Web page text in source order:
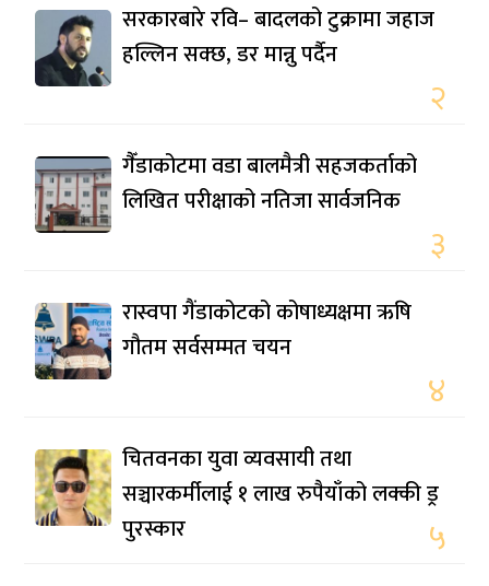
सरकारबारे रवि– बादलको टुक्रामा जहाज
हल्लिन सक्छ, डर मान्नु पर्दैन
२
गैँडाकोटमा वडा बालमैत्री सहजकर्ताको
लिखित परीक्षाको नतिजा सार्वजनिक
३
रास्वपा गैंडाकोटको कोषाध्यक्षमा ऋषि
गौतम सर्वसम्मत चयन
४
चितवनका युवा व्यवसायी तथा
सञ्चारकर्मीलाई १ लाख रुपैयाँको लक्की ड्र
पुरस्कार
५